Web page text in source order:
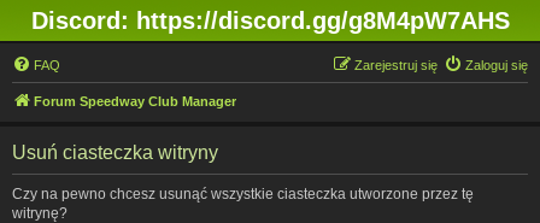
Discord: https://discord.gg/g8M4pW7AHS
FAQ Zaloguj się
Zarejestruj się
Forum Speedway Club Manager
Usuń ciasteczka witryny
Czy na pewno chcesz usunąć wszystkie ciasteczka utworzone przez tę
witrynę?